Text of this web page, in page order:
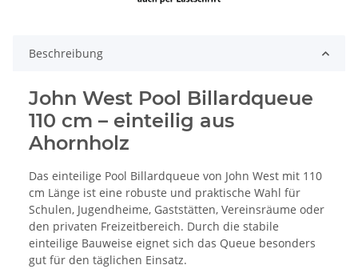
Beschreibung
John West Pool Billardqueue
110 cm – einteilig aus
Ahornholz
Das einteilige Pool Billardqueue von John West mit 110
cm Länge ist eine robuste und praktische Wahl für
Schulen, Jugendheime, Gaststätten, Vereinsräume oder
den privaten Freizeitbereich. Durch die stabile
einteilige Bauweise eignet sich das Queue besonders
gut für den täglichen Einsatz.